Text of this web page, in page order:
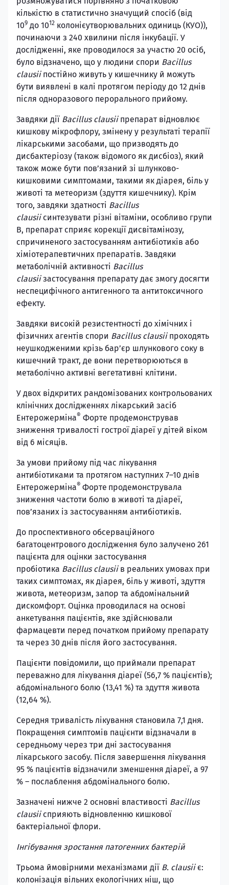
кількістю в статистично значущий спосіб (від
109 до 1012 колонієутворювальних одиниць (КУО)),
починаючи з 240 хвилини після інкубації. У
дослідженні, яке проводилося за участю 20 осіб,
було відзначено, що у людини спори Bacillus
clausiiпостійно живуть у кишечнику й можуть
бути виявлені в калі протягом періоду до 12 днів
після одноразового перорального прийому.
Завдяки дії Bacillus clausiiпрепарат відновлює
кишкову мікрофлору, змінену у результаті терапії
лікарськими засобами, що призводять до
дисбактеріозу (також відомого як дисбіоз), який
також може бути пов’язаний зі шлунково-
кишковими симптомами, такими як діарея, біль у
животі та метеоризм (здуття кишечнику). Крім
того, завдяки здатності Bacillus
clausiiсинтезувати різні вітаміни, особливо групи
В, препарат сприяє корекції дисвітамінозу,
спричиненого застосуванням антибіотиків або
хіміотерапевтичних препаратів. Завдяки
метаболічній активності Bacillus
clausiiзастосування препарату дає змогу досягти
неспецифічного антигенного та антитоксичного
ефекту.
Завдяки високій резистентності до хімічних і
фізичних агентів спори Bacillus clausiiпроходять
неушкодженими крізь бар’єр шлункового соку в
кишечний тракт, де вони перетворюються в
метаболічно активні вегетативні клітини.
У двох відкритих рандомізованих контрольованих
клінічних дослідженнях лікарський засіб
Ентерожерміна® Форте продемонстрував
зниження тривалості гострої діареї у дітей віком
від 6 місяців.
За умови прийому під час лікування
антибіотиками та протягом наступних 7–10 днів
Ентерожерміна® Форте продемонструвала
зниження частоти болю в животі та діареї,
пов’язаних із застосуванням антибіотиків.
До проспективного обсерваційного
багатоцентрового дослідження було залучено 261
пацієнта для оцінки застосування
пробіотика Bacillus clausiiв реальних умовах при
таких симптомах, як діарея, біль у животі, здуття
живота, метеоризм, запор та абдомінальний
дискомфорт. Оцінка проводилася на основі
анкетування пацієнтів, яке здійснювали
фармацевти перед початком прийому препарату
та через 30 днів після його застосування.
Пацієнти повідомили, що приймали препарат
переважно для лікування діареї (56,7 % пацієнтів);
абдомінального болю (13,41 %) та здуття живота
(12,64 %).
Середня тривалість лікування становила 7,1 дня.
Покращення симптомів пацієнти відзначали в
середньому через три дні застосування
лікарського засобу. Після завершення лікування
95 % пацієнтів відзначили зменшення діареї, а 97
% – послаблення абдомінального болю.
Зазначені нижче 2 основні властивості Bacillus
clausiiсприяють відновленню кишкової
бактеріальної флори.
Інгібування зростання патогенних бактерій
Трьома ймовірними механізмами дії B. clausiiє:
колонізація вільних екологічних ніш, що